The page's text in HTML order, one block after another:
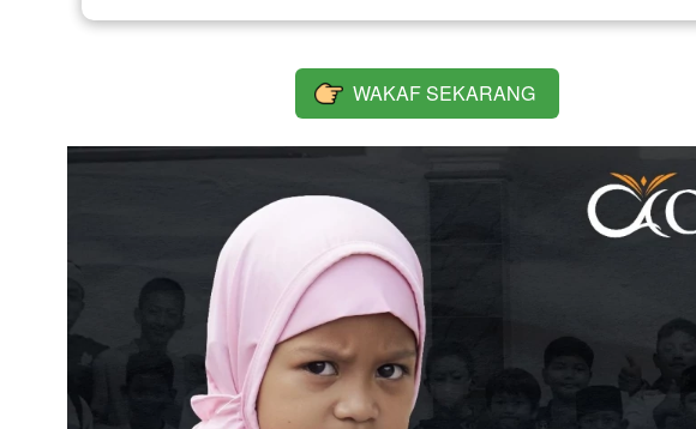
` WAKAF SEKARANG